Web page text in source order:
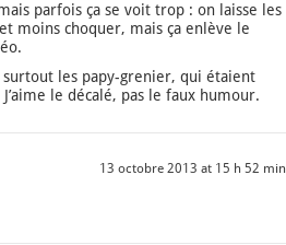
par­fois ça se voit trop : on laisse les
moins cho­quer, mais ça enlève le
sur­tout les papy-gre­nier, qui étaient
le déca­lé, pas le faux humour.
13 octobre 2013 at 15 h 52 min